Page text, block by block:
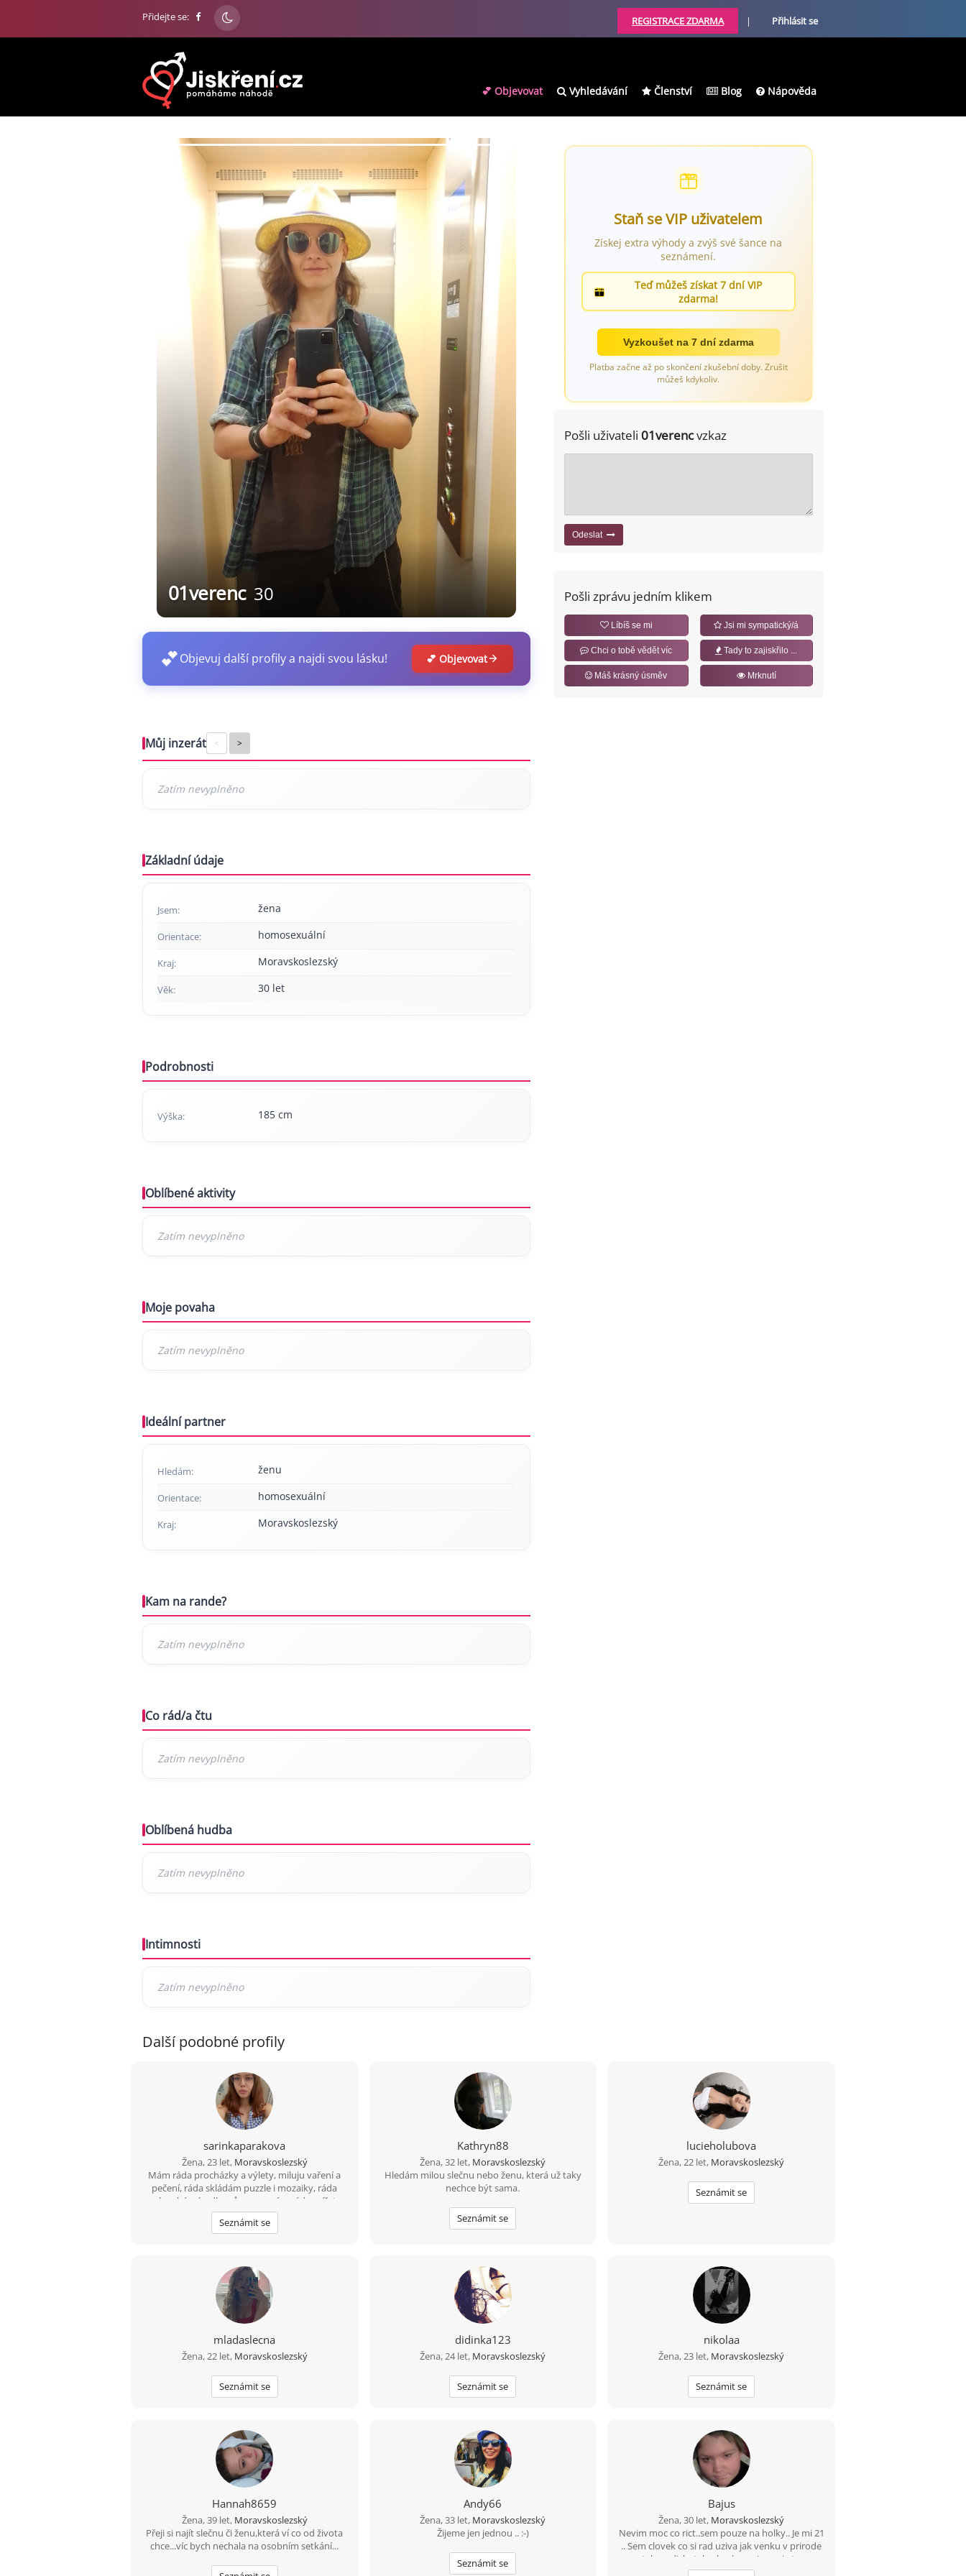
Přidejte se: REGISTRACE ZDARMA | Přihlásit se
💕 Objevovat Vyhledávání Členství Blog Nápověda
01verenc 30
💕Objevuj další profily a najdi svou lásku! 💕 Objevovat
Můj inzerát < >
Základní údaje
Jsem: žena
Orientace: homosexuální
Kraj: Moravskoslezský
Věk: 30 let
Podrobnosti
Výška: 185 cm
Oblíbené aktivity
Moje povaha
Ideální partner
Hledám: ženu
Orientace: homosexuální
Kraj: Moravskoslezský
Kam na rande?
Co rád/a čtu
Oblíbená hudba
Intimnosti
Staň se VIP uživatelem
Získej extra výhody a zvýš své šance na
seznámení.
Teď můžeš získat 7 dní VIP
zdarma!
Vyzkoušet na 7 dní zdarma
Platba začne až po skončení zkušební doby. Zrušit
můžeš kdykoliv.
Pošli uživateli 01verencvzkaz
Odeslat
Pošli zprávu jedním klikem
Líbíš se mi Jsi mi sympatický/á
Chci o tobě vědět víc Tady to zajiskřilo ...
Máš krásný úsměv Mrknutí
Další podobné profily
sarinkaparakova
Žena, 23 let, Moravskoslezský
Mám ráda procházky a výlety, miluju vaření a
pečení, ráda skládám puzzle i mozaiky, ráda
poslouchám hudbu různou , mám ráda zvířata ,
ráda se koukám na výlety a filmy
Seznámit se
Kathryn88
Žena, 32 let, Moravskoslezský
Hledám milou slečnu nebo ženu, která už taky
nechce být sama.
Seznámit se
lucieholubova
Žena, 22 let, Moravskoslezský
Seznámit se
mladaslecna
Žena, 22 let, Moravskoslezský
Seznámit se
didinka123
Žena, 24 let, Moravskoslezský
Seznámit se
nikolaa
Žena, 23 let, Moravskoslezský
Seznámit se
Hannah8659
Žena, 39 let, Moravskoslezský
Přeji si najít slečnu či ženu,která ví co od života
chce...víc bych nechala na osobním setkání...
Andy66
Žena, 33 let, Moravskoslezský
Žijeme jen jednou .. :-)
Seznámit se
Bajus
Žena, 30 let, Moravskoslezský
Nevim moc co rict..sem pouze na holky.. Je mi 21
.. Sem clovek co si rad uziva jak venku v prirode
tak na diskotekach..ale zs vim co je to
zodpovednost..posloucham asi vsechno..miluju